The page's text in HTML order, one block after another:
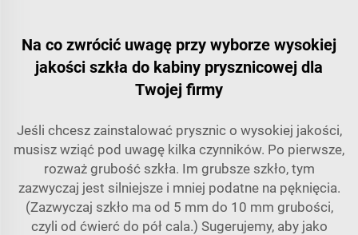
Na co zwrócić uwagę przy wyborze wysokiej
jakości szkła do kabiny prysznicowej dla
Twojej firmy
Jeśli chcesz zainstalować prysznic o wysokiej jakości,
musisz wziąć pod uwagę kilka czynników. Po pierwsze,
rozważ grubość szkła. Im grubsze szkło, tym
zazwyczaj jest silniejsze i mniej podatne na pęknięcia.
(Zazwyczaj szkło ma od 5 mm do 10 mm grubości,
czyli od ćwierć do pół cala.) Sugerujemy, aby jako